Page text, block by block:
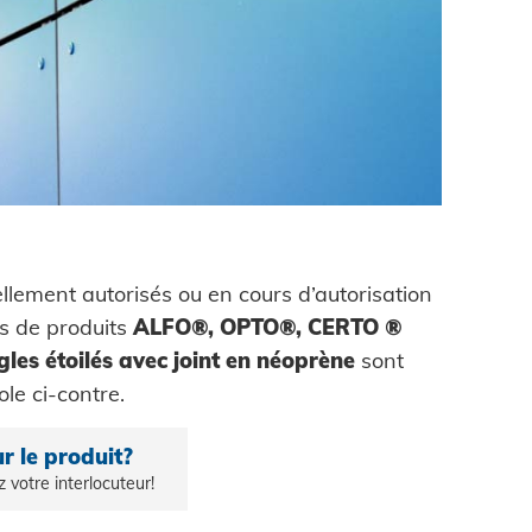
contrôle
auto-
sertir auto-
d'usine
autorisés ou en cours d’autorisation
de produitsALFO®, OPTO®, CERTO ®
étoilés avec joint en néoprène sont
ci-contre.
le produit?
votre interlocuteur!